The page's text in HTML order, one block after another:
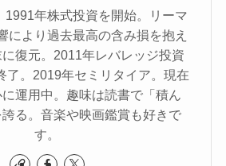
1991年株式投資を開始。リーマ
により過去最高の含み損を抱え
復元。2011年レバレッジ投資
了。2019年セミリタイア。現在
運用中。趣味は読書で「積ん
る。音楽や映画鑑賞も好きで
す。